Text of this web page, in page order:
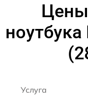
Услуга